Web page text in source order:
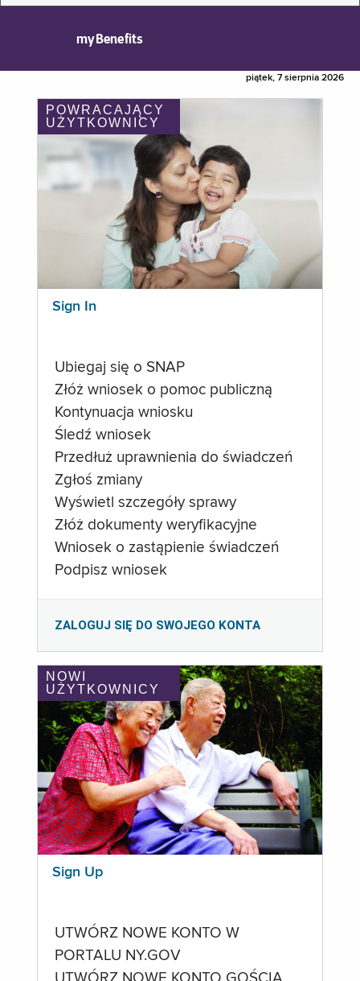
myBenefits
piątek, 7 sierpnia 2026
POWRACAJĄCY
UŻYTKOWNICY
Sign In
Ubiegaj się o SNAP
Złóż wniosek o pomoc publiczną
Kontynuacja wniosku
Śledź wniosek
Przedłuż uprawnienia do świadczeń
Zgłoś zmiany
Wyświetl szczegóły sprawy
Złóż dokumenty weryfikacyjne
Wniosek o zastąpienie świadczeń
Podpisz wniosek
ZALOGUJ SIĘ DO SWOJEGO KONTA
NOWI
UŻYTKOWNICY
Sign Up
UTWÓRZ NOWE KONTO W
PORTALU NY.GOV